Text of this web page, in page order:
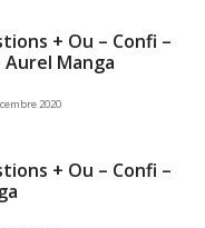
+ Ou – Confi –
Aurel Manga
2020
+ Ou – Confi –